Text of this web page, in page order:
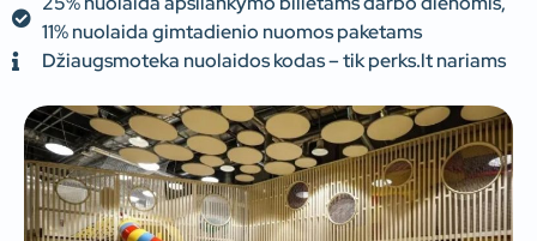
11% nuolaida gimtadienio nuomos paketams
Džiaugsmoteka nuolaidos kodas – tik perks.lt nariams